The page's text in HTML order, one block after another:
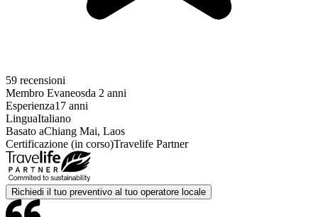
59 recensioni
Membro Evaneosda 2 anni
Esperienza17 anni
LinguaItaliano
Basato aChiang Mai, Laos
Certificazione (in corso)Travelife Partner
Richiedi il tuo preventivo al tuo operatore locale